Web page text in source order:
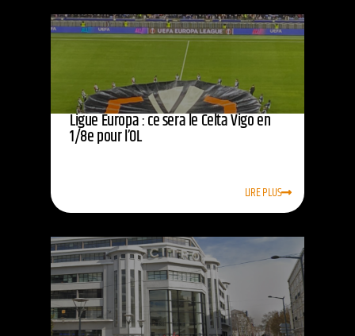
Ligue Europa : ce sera le Celta Vigo en
1/8e pour l’OL
LIRE PLUS